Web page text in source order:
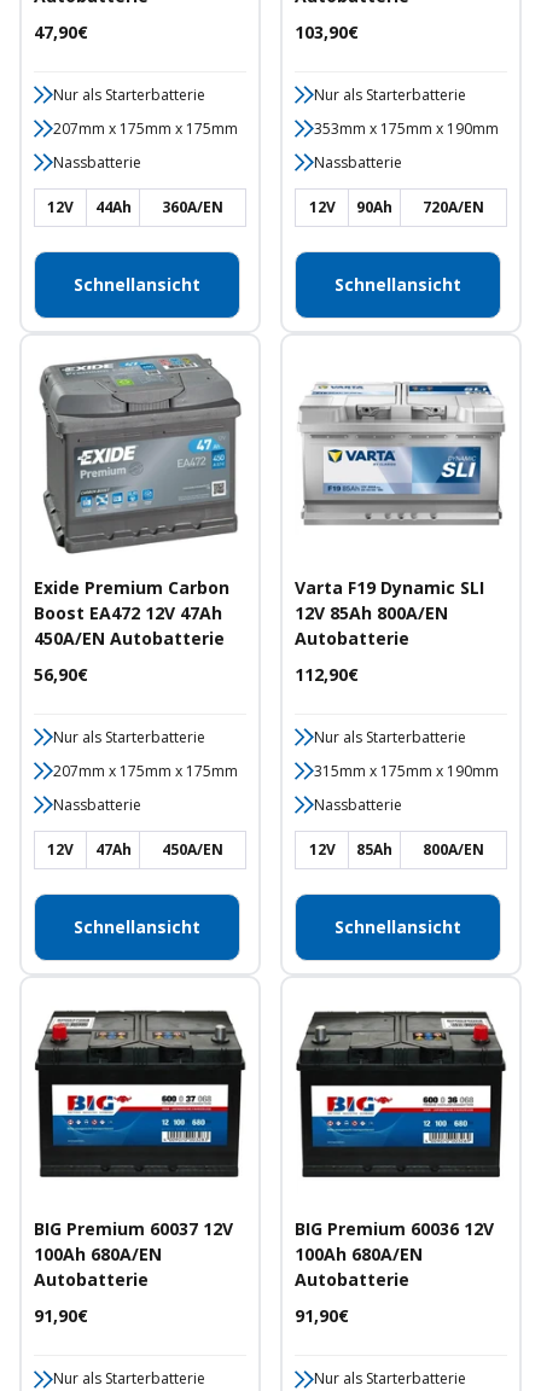
Angebotspreis
47,90€
Nur als Starterbatterie
207mm x 175mm x 175mm
Nassbatterie
12V 44Ah 360A/EN
Schnellansicht
Angebotspreis
103,90€
Nur als Starterbatterie
353mm x 175mm x 190mm
Nassbatterie
12V 90Ah 720A/EN
Schnellansicht
Exide Premium Carbon
Boost EA472 12V 47Ah
450A/EN Autobatterie
Angebotspreis
56,90€
Nur als Starterbatterie
207mm x 175mm x 175mm
Nassbatterie
12V 47Ah 450A/EN
Schnellansicht
Varta F19 Dynamic SLI
12V 85Ah 800A/EN
Autobatterie
Angebotspreis
112,90€
Nur als Starterbatterie
315mm x 175mm x 190mm
Nassbatterie
12V 85Ah 800A/EN
Schnellansicht
BIG Premium 60037 12V
100Ah 680A/EN
Autobatterie
Angebotspreis
91,90€
Nur als Starterbatterie
BIG Premium 60036 12V
100Ah 680A/EN
Autobatterie
Angebotspreis
91,90€
Nur als Starterbatterie